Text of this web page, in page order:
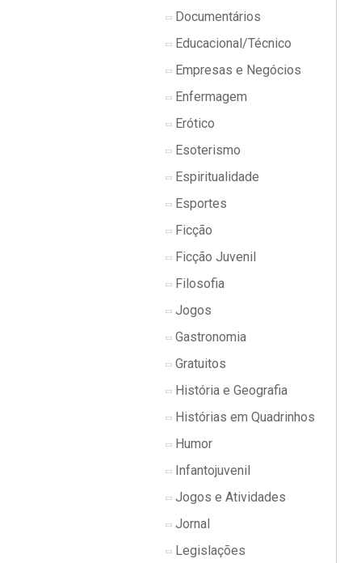
Documentários
Educacional/Técnico
Empresas e Negócios
Enfermagem
Erótico
Esoterismo
Espiritualidade
Esportes
Ficção
Ficção Juvenil
Filosofia
Jogos
Gastronomia
Gratuitos
História e Geografia
Histórias em Quadrinhos
Humor
Infantojuvenil
Jogos e Atividades
Jornal
Legislações